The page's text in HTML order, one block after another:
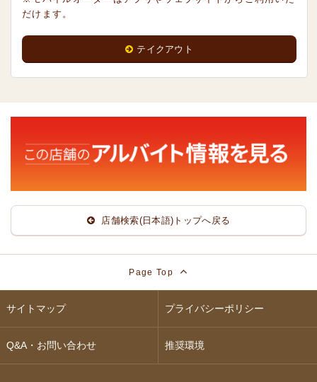
だけます。
テイクアウト
店舗検索(日本語)トップへ戻る
Page Top
サイトマップ プライバシーポリシー
Q&A・お問い合わせ 推奨環境